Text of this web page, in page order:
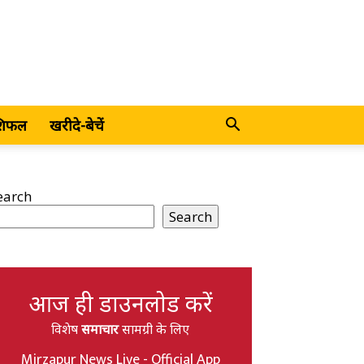
खरीदे-बेचें
Search
आज ही डाउनलोड करें
विशेषसमाचारसामग्री के लिए